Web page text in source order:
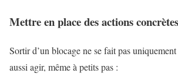
Mettre en place des actions concrètes
Sortir d’un blocage ne se fait pas
aussi agir, même à petits pas :